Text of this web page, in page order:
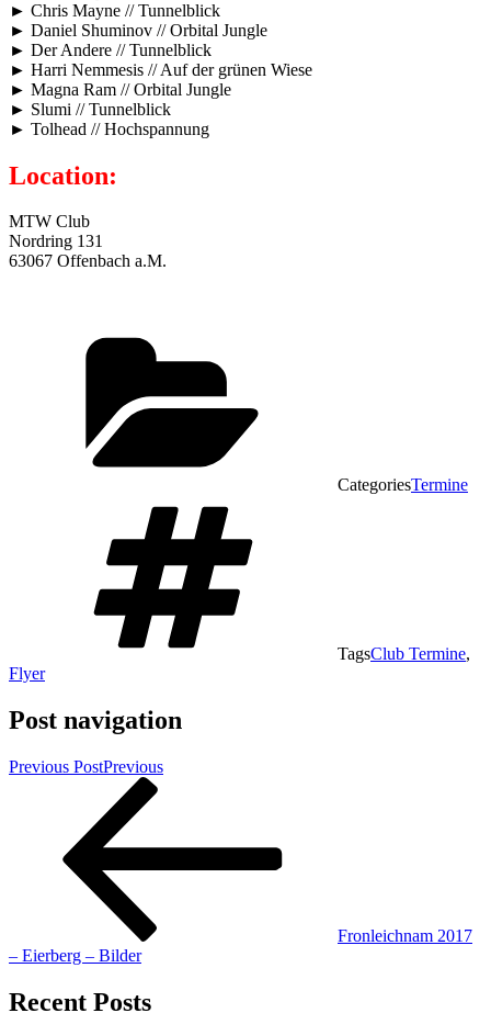
► Chris Mayne // Tunnelblick
► Daniel Shuminov // Orbital Jungle
► Der Andere // Tunnelblick
► Harri Nemmesis // Auf der grünen Wiese
► Magna Ram // Orbital Jungle
► Slumi // Tunnelblick
► Tolhead // Hochspannung
Location:
MTW Club
Nordring 131
63067 Offenbach a.M.
CategoriesTermine
TagsClub Termine,
Flyer
Post navigation
Previous PostPrevious
Fronleichnam 2017
– Eierberg – Bilder
Recent Posts